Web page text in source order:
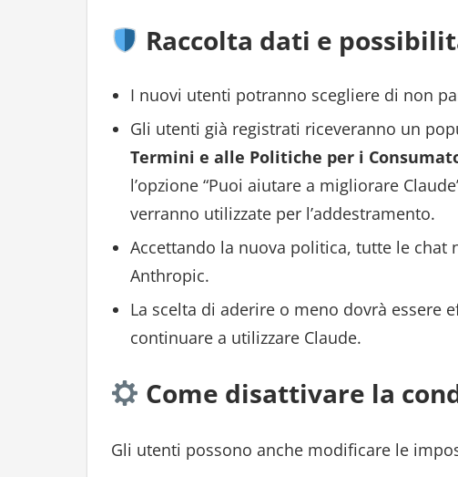
Raccolta dati e
I nuovi utenti potranno scegliere di non
Gli utenti già registrati riceveranno un
Termini e alle Politiche per i
l’opzione “Puoi aiutare a migliorare
verranno utilizzate per l’addestramento.
Accettando la nuova politica, tutte le chat
Anthropic.
La scelta di aderire o meno dovrà essere
continuare a utilizzare Claude.
Come disattivare la
Gli utenti possono anche modificare le